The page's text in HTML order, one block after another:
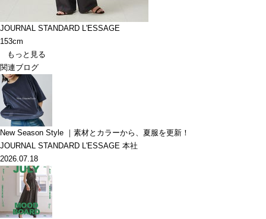
JOURNAL STANDARD L'ESSAGE
153cm
もっと見る
関連ブログ
New Season Style ｜素材とカラーから、夏服を更新！
JOURNAL STANDARD L'ESSAGE 本社
2026.07.18